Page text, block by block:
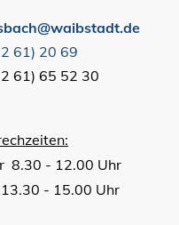
61) 20 69
61) 65 52 30
8.30 - 12.00 Uhr
- 15.00 Uhr